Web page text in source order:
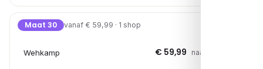
Maat 30 vanaf € 59,99 · 1 shop
Wehkamp € 59,99 naar shop →